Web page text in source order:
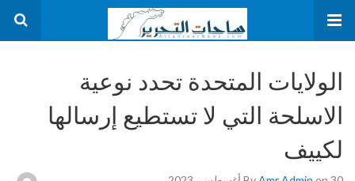
الولايات المتحدة تحدد نوعية
الاسلحة التي لا تستطيع إرسالها
لكييف